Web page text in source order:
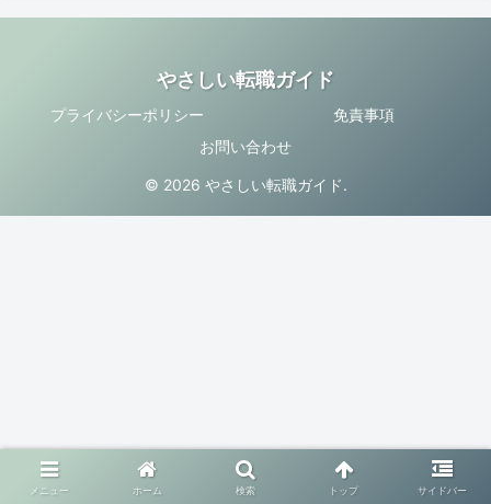
やさしい転職ガイド
プライバシーポリシー
免責事項
お問い合わせ
© 2026 やさしい転職ガイド.
メニュー ホーム 検索 トップ サイドバー